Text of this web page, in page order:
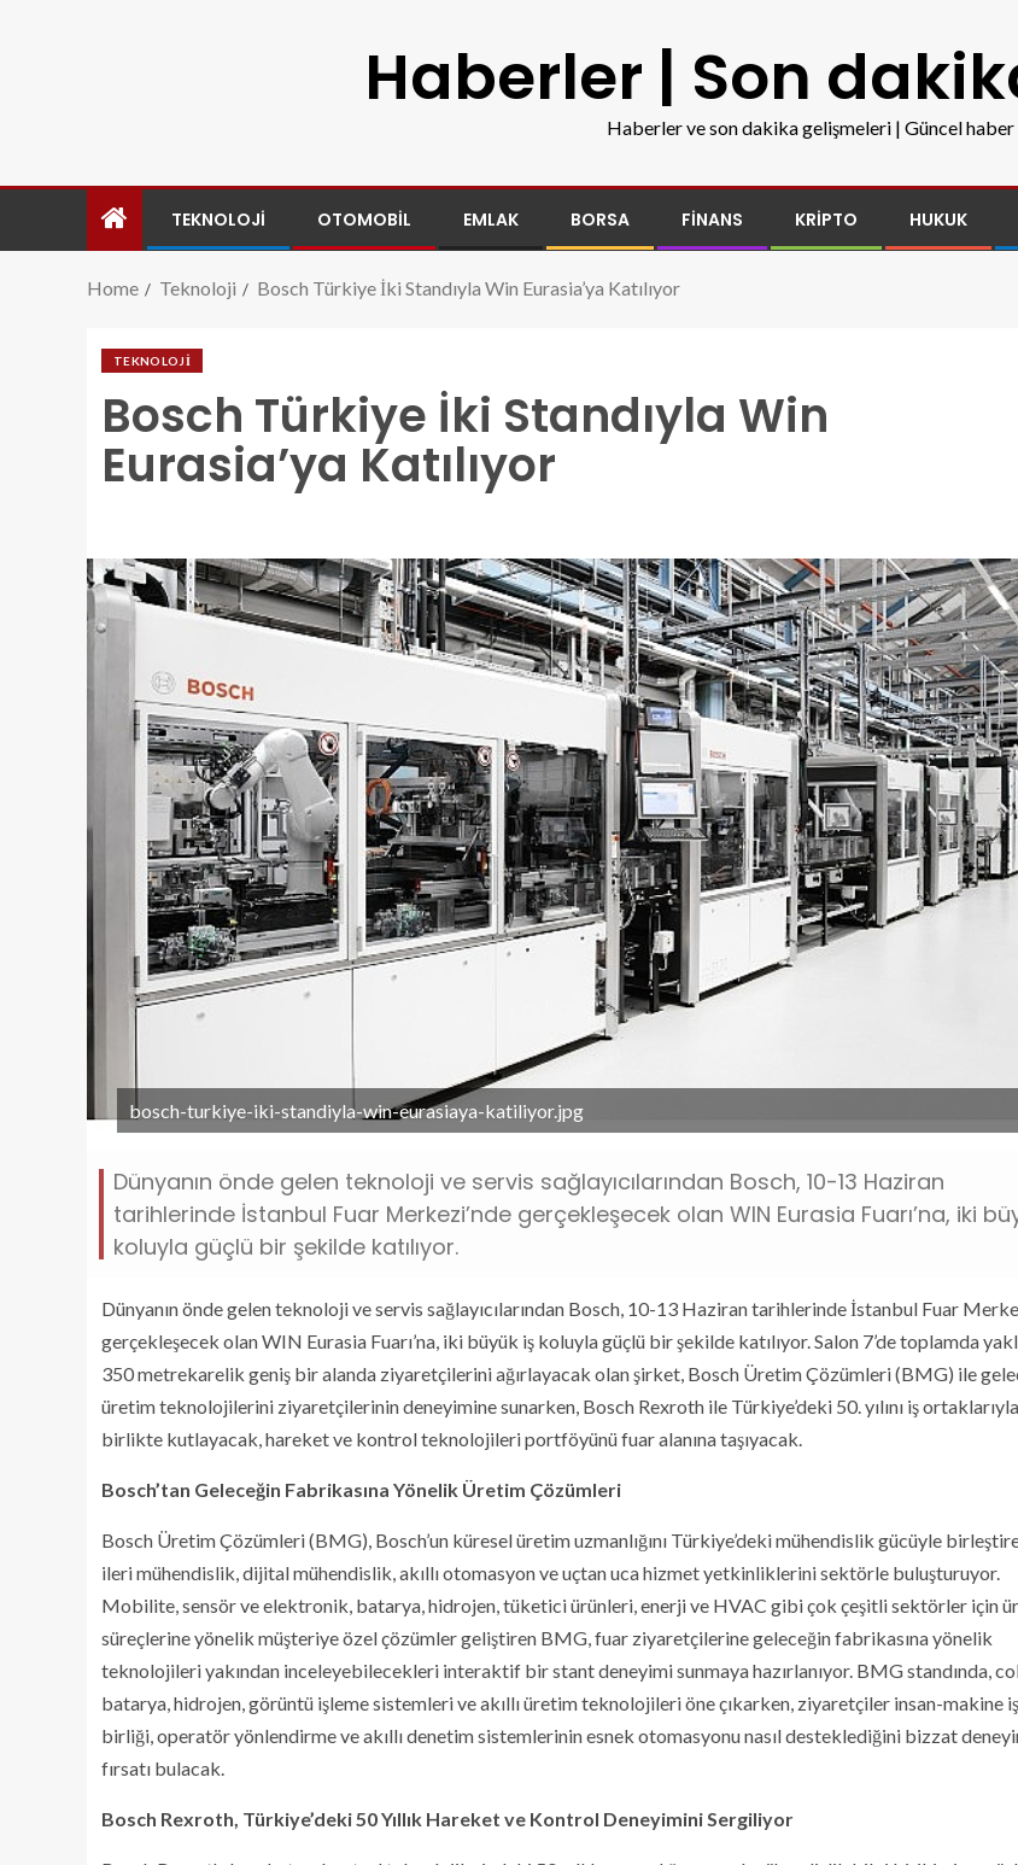
Haberler | Son
Haberler ve son dakika gelişmeleri | Güncel haber
TEKNOLOJI OTOMOBIL EMLAK BORSA FINANS KRIPTO HUKUK
Home Teknoloji Bosch Türkiye İki Standıyla Win Eurasia’ya Katılıyor
TEKNOLOJI
Bosch Türkiye İki Standıyla Win
Eurasia’ya Katılıyor
bosch-turkiye-iki-standiyla-win-eurasiaya-katiliyor.jpg
Dünyanın önde gelen teknoloji ve servis sağlayıcılarından Bosch, 10-13 Haziran
tarihlerinde İstanbul Fuar Merkezi’nde gerçekleşecek olan WIN Eurasia Fuarı’na, iki
koluyla güçlü bir şekilde katılıyor.
Dünyanın önde gelen teknoloji ve servis sağlayıcılarından Bosch, 10-13 Haziran tarihlerinde İstanbul Fuar
gerçekleşecek olan WIN Eurasia Fuarı’na, iki büyük iş koluyla güçlü bir şekilde katılıyor. Salon 7’de toplamda
350 metrekarelik geniş bir alanda ziyaretçilerini ağırlayacak olan şirket, Bosch Üretim Çözümleri (BMG) ile
üretim teknolojilerini ziyaretçilerinin deneyimine sunarken, Bosch Rexroth ile Türkiye’deki 50. yılını iş ortaklarıyla
birlikte kutlayacak, hareket ve kontrol teknolojileri portföyünü fuar alanına taşıyacak.
Bosch’tan Geleceğin Fabrikasına Yönelik Üretim Çözümleri
Bosch Üretim Çözümleri (BMG), Bosch’un küresel üretim uzmanlığını Türkiye’deki mühendislik gücüyle
ileri mühendislik, dijital mühendislik, akıllı otomasyon ve uçtan uca hizmet yetkinliklerini sektörle buluşturuyor.
Mobilite, sensör ve elektronik, batarya, hidrojen, tüketici ürünleri, enerji ve HVAC gibi çok çeşitli sektörler için
süreçlerine yönelik müşteriye özel çözümler geliştiren BMG, fuar ziyaretçilerine geleceğin fabrikasına yönelik
teknolojileri yakından inceleyebilecekleri interaktif bir stant deneyimi sunmaya hazırlanıyor. BMG standında,
batarya, hidrojen, görüntü işleme sistemleri ve akıllı üretim teknolojileri öne çıkarken, ziyaretçiler insan-makine iş
birliği, operatör yönlendirme ve akıllı denetim sistemlerinin esnek otomasyonu nasıl desteklediğini bizzat
fırsatı bulacak.
Bosch Rexroth, Türkiye’deki 50 Yıllık Hareket ve Kontrol Deneyimini Sergiliyor